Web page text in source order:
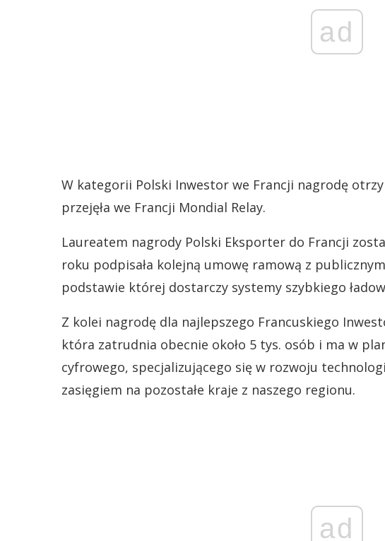
W kategorii Polski Inwestor we Francji nagrodę
przejęła we Francji Mondial Relay.
Laureatem nagrody Polski Eksporter do Francji
roku podpisała kolejną umowę ramową z
podstawie której dostarczy systemy szybkiego
Z kolei nagrodę dla najlepszego Francuskiego
która zatrudnia obecnie około 5 tys. osób i ma w